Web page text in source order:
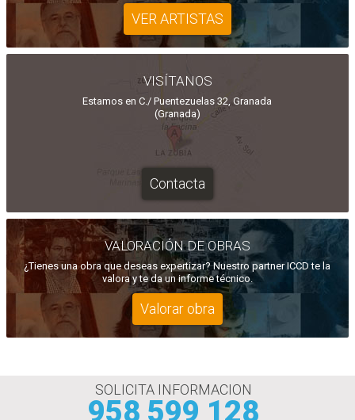
VER ARTISTAS
VISÍTANOS
Estamos en C./ Puentezuelas 32, Granada
(Granada)
Contacta
VALORACIÓN DE OBRAS
¿Tienes una obra que deseas expertizar? Nuestro partner ICCD te la
valora y te da un informe técnico.
Valorar obra
SOLICITA INFORMACION
958 599 128